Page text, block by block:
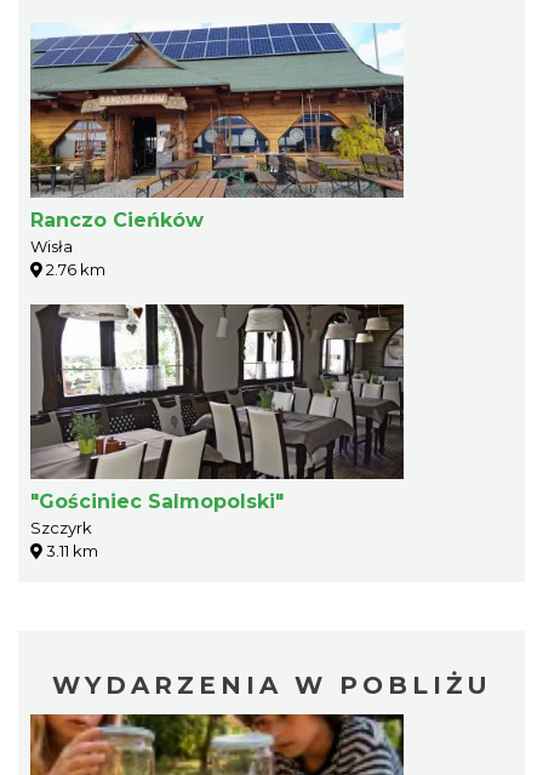
Ranczo Cieńków
Wisła
2.76 km
"Gościniec Salmopolski"
Szczyrk
3.11 km
WYDARZENIA W POBLIŻU